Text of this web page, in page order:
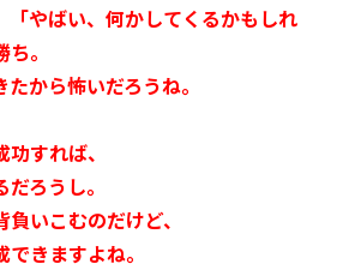
「やばい、何かしてくるかもしれ
。
から怖いだろうね。
すれば、
ろうし。
いこむのだけど、
きますよね。